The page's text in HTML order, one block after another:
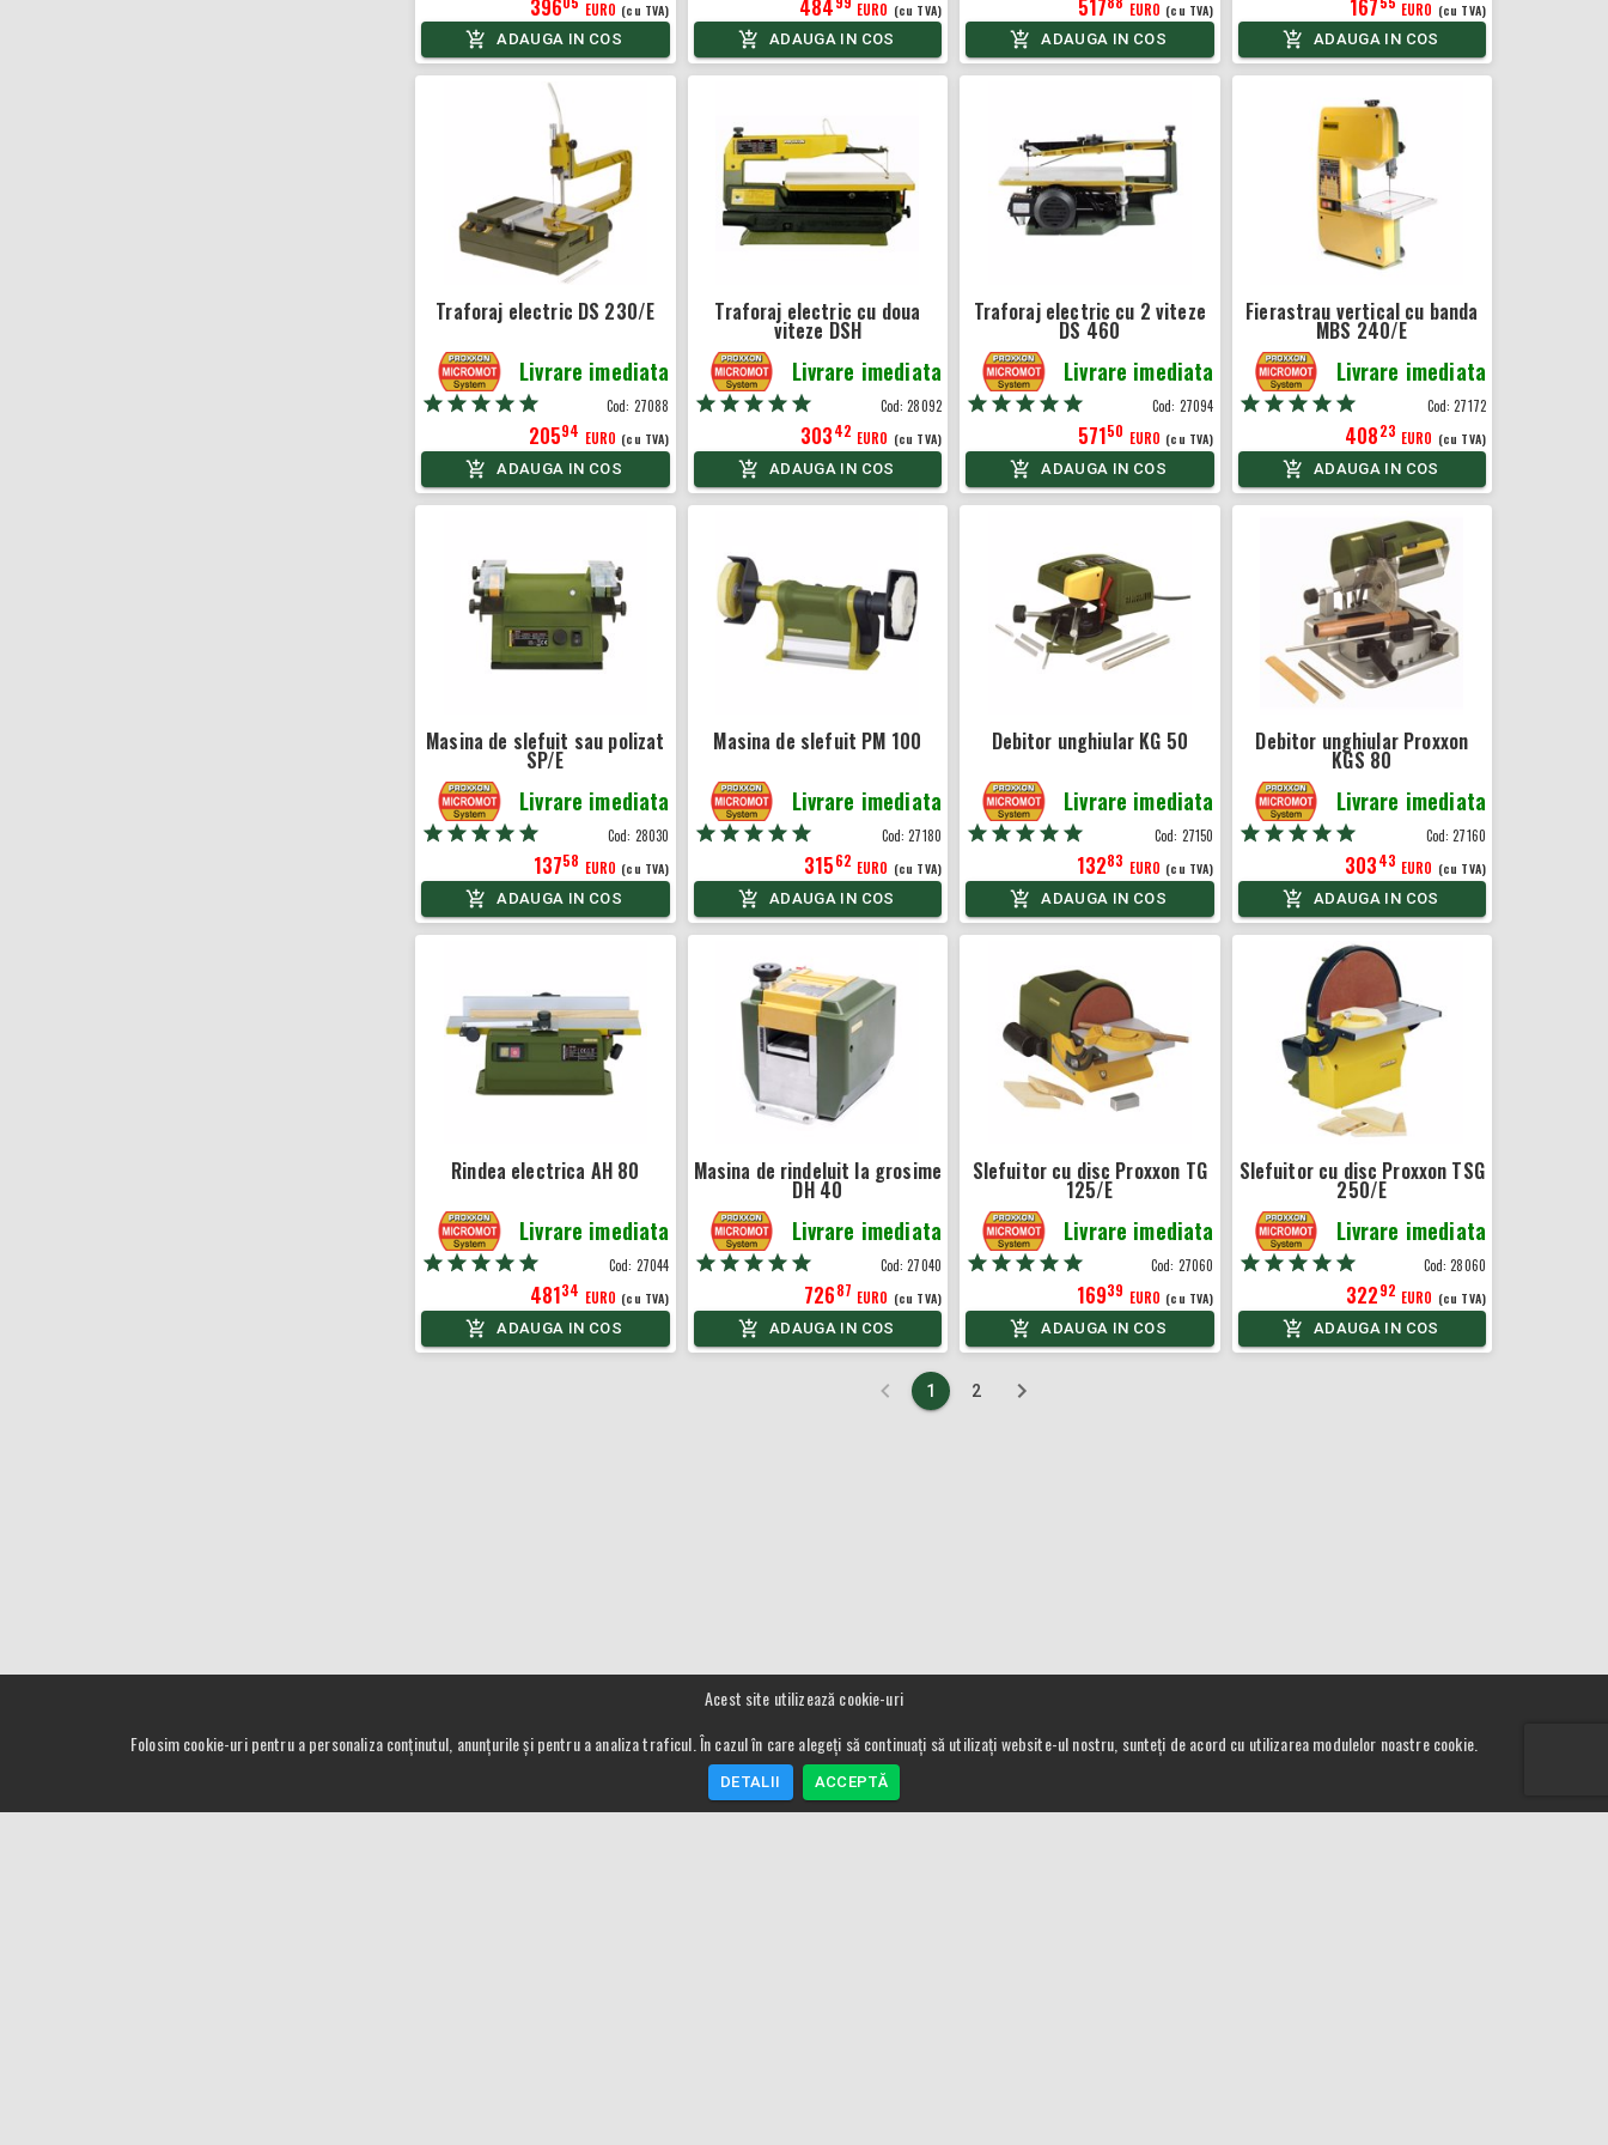
396 EURO (cu TVA)
ADAUGA IN COS
484 EURO (cu TVA)
ADAUGA IN COS
517 EURO (cu TVA)
ADAUGA IN COS
167 EURO (cu TVA)
ADAUGA IN COS
Traforaj electric DS 230/E
Livrare imediata
Cod: 27088
20594 EURO (cu TVA)
ADAUGA IN COS
Traforaj electric cu doua
viteze DSH
Livrare imediata
Cod:28092
30342 EURO (cu TVA)
ADAUGA IN COS
Traforaj electric cu 2 viteze
DS 460
Livrare imediata
Cod: 27094
57150 EURO (cu TVA)
ADAUGA IN COS
Fierastrau vertical cu banda
MBS 240/E
Livrare imediata
Cod:27172
40823 EURO (cu TVA)
ADAUGA IN COS
Masina de slefuit sau polizat
SP/E
Livrare imediata
Cod: 28030
13758 EURO (cu TVA)
ADAUGA IN COS
Masina de slefuit PM 100
Livrare imediata
Cod:27180
31562 EURO (cu TVA)
ADAUGA IN COS
Debitor unghiular KG 50
Livrare imediata
Cod: 27150
13283 EURO (cu TVA)
ADAUGA IN COS
Debitor unghiular Proxxon
KGS 80
Livrare imediata
Cod:27160
30343 EURO (cu TVA)
ADAUGA IN COS
Rindea electrica AH 80
Livrare imediata
Cod: 27044
48134 EURO (cu TVA)
ADAUGA IN COS
Masina de rindeluit la grosime
DH 40
Livrare imediata
Cod:27040
72687 EURO (cu TVA)
ADAUGA IN COS
Slefuitor cu disc Proxxon TG
125/E
Livrare imediata
Cod: 27060
16939 EURO (cu TVA)
ADAUGA IN COS
Slefuitor cu disc Proxxon TSG
250/E
Livrare imediata
Cod:28060
32292 EURO (cu TVA)
ADAUGA IN COS
1 2
Acest site utilizează cookie-uri
Folosim cookie-uri pentru a personaliza conținutul, anunțurile și pentru a analiza traficul. În cazul în care alegeți să continuați să utilizați website-ul nostru, sunteți de acord cu utilizarea modulelor noastre cookie.
DETALII ACCEPTĂ